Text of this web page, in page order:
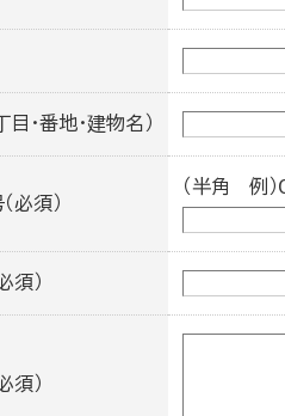
・番地・建物名）
必須）
（半角 例
）
）